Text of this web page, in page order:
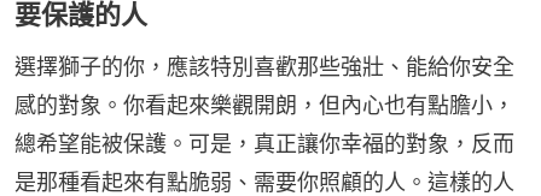
要保護的人
選擇獅子的你，應該特別喜歡那些強壯、能給你安全
感的對象。你看起來樂觀開朗，但內心也有點膽小，
總希望能被保護。可是，真正讓你幸福的對象，反而
是那種看起來有點脆弱、需要你照顧的人。這樣的人